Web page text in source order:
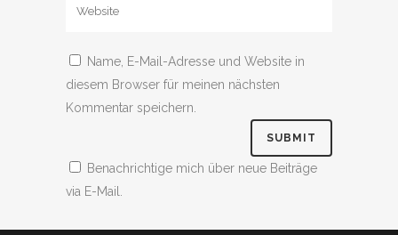
Name, E-Mail-Adresse und Website in
diesem Browser für meinen nächsten
Kommentar speichern.
Benachrichtige mich über neue Beiträge
via E-Mail.